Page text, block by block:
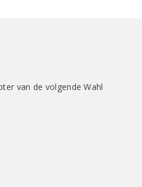
van de volgende Wahl